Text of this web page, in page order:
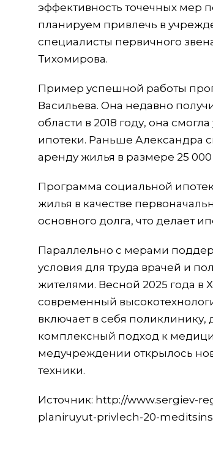
эффективность точечных мер
планируем привлечь в
специалисты первичного
Тихомирова.
Пример успешной работы
Васильева. Она недавно
области в 2018 году, она
ипотеки. Раньше Александра
аренду жилья в размере 25
Программа социальной
жилья в качестве
основного долга, что делает
Параллельно с мерами
условия для труда врачей и
жителями. Весной 2025 года в
современный
включает в себя поликлинику,
комплексный подход к
медучреждении открылось
техники.
Источник: http://www.sergiev-
planiruyut-privlech-20-